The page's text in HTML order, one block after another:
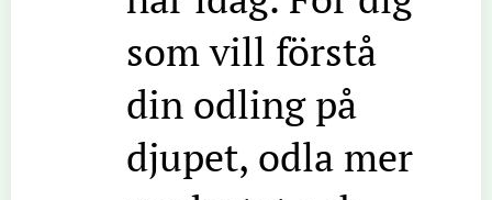
som vill förstå
din odling på
djupet, odla mer